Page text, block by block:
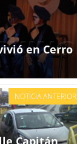
en Cerro
NOTICIA ANTERIOR
Capitán